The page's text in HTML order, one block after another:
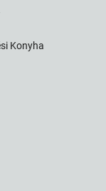
Konyha